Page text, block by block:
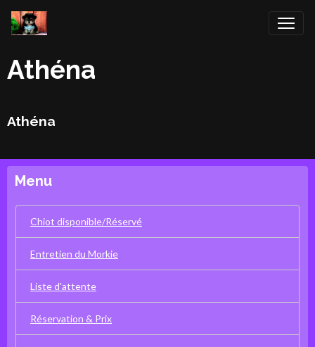
Athéna
Athéna
Menu
Chiot disponible/Réservé
Entretien du Morkie
Liste d'attente
Réservation & Prix